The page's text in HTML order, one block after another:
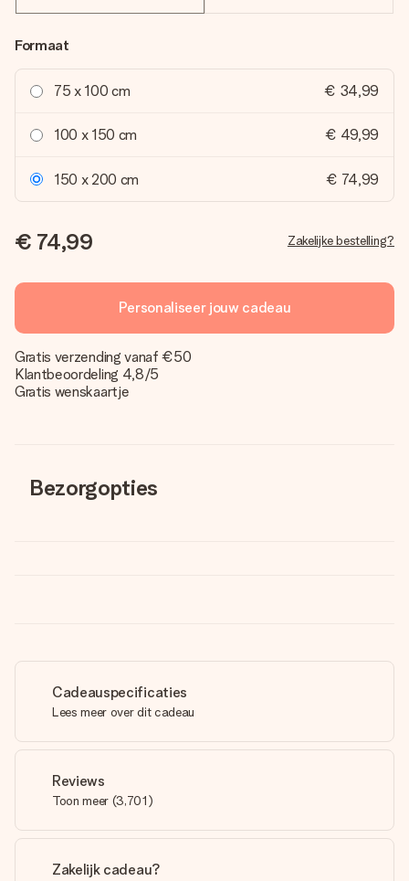
Formaat
75 x 100 cm € 34,99
100 x 150 cm € 49,99
150 x 200 cm € 74,99
€ 74,99 Zakelijke bestelling?
Personaliseer jouw cadeau
Gratis verzending vanaf €50
Klantbeoordeling 4,8/5
Gratis wenskaartje
Bezorgopties
Cadeauspecificaties
Lees meer over dit cadeau
Reviews
Toon meer (3,701)
Zakelijk cadeau?